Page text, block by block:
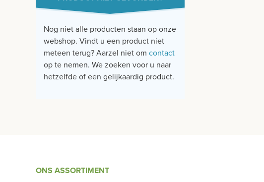
Nog niet alle producten staan op onze
webshop. Vindt u een product niet
meteen terug? Aarzel niet om contact
op te nemen. We zoeken voor u naar
hetzelfde of een gelijkaardig product.
ONS ASSORTIMENT